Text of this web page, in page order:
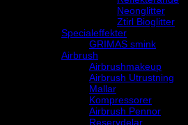
Neonglitter
Ztirl Bioglitter
Specialeffekter
GRIMAS smink
Airbrush
Airbrushmakeup
Airbrush Utrustning
Mallar
Kompressorer
Airbrush Pennor
Reservdelar